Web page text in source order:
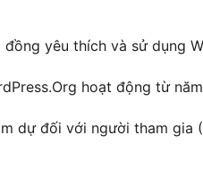
yêu thích và sử dụng
hoạt động từ
dự đối với người tham